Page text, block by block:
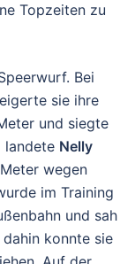
Topzeiten zu
Bei
sie ihre
und siegte
landete Nelly
wegen
im Training
und sah
konnte sie